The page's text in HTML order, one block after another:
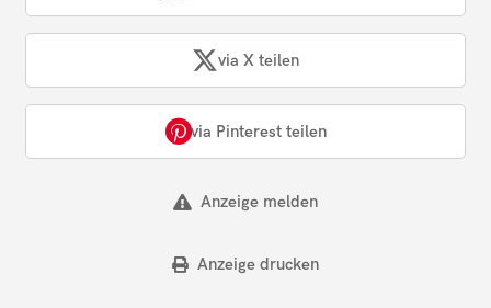
via X teilen
via Pinterest teilen
Anzeige melden
Anzeige drucken